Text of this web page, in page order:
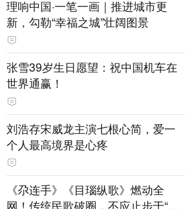
理响中国·一笔一画｜推进城市更
新，勾勒“幸福之城”壮阔图景
张雪39岁生日愿望：祝中国机车在
世界通赢！
刘浩存宋威龙主演七根心简，爱一
个人最高境界是心疼
《尕连手》《目瑙纵歌》燃动全
网！传统民歌破圈，不应止步于“上